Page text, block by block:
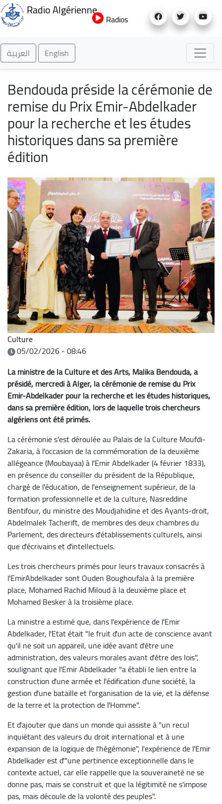
au
Radio Algérienne
Radios
العربية English
Bendouda préside la cérémonie de
remise du Prix Emir-Abdelkader
pour la recherche et les études
historiques dans sa première
édition
Culture
05/02/2026 - 08:46
La ministre de la Culture et des Arts, Malika Bendouda, a
présidé, mercredi à Alger, la cérémonie de remise du Prix
Emir-Abdelkader pour la recherche et les études historiques,
dans sa première édition, lors de laquelle trois chercheurs
algériens ont été primés.
La cérémonie s'est déroulée au Palais de la Culture Moufdi-
Zakaria, à l'occasion de la commémoration de la deuxième
allégeance (Moubayaa) à l'Emir Abdelkader (4 février 1833),
en présence du conseiller du président de la République,
chargé de l'éducation, de l'enseignement supérieur, de la
formation professionnelle et de la culture, Nasreddine
Bentifour, du ministre des Moudjahidine et des Ayants-droit,
Abdelmalek Tacherift, de membres des deux chambres du
Parlement, des directeurs d'établissements culturels, ainsi
que d'écrivains et d'intellectuels.
Les trois chercheurs primés pour leurs travaux consacrés à
l'EmirAbdelkader sont Ouden Boughoufala à la première
place, Mohamed Rachid Miloud à la deuxième place et
Mohamed Besker à la troisième place.
La ministre a estimé que, dans l'expérience de l'Emir
Abdelkader, l'Etat était "le fruit d'un acte de conscience avant
qu'il ne soit un appareil, une idée avant d'être une
administration, des valeurs morales avant d'être des lois",
soulignant que l'Emir Abdelkader "a établi le lien entre la
construction d'une armée et l'édification d'une société, la
gestion d'une bataille et l'organisation de la vie, et la défense
de la terre et la protection de l'Homme".
Et d'ajouter que dans un monde qui assiste à "un recul
inquiétant des valeurs du droit international et à une
expansion de la logique de l'hégémonie", l'expérience de l'Emir
Abdelkader est d'"une pertinence exceptionnelle dans le
contexte actuel, car elle rappelle que la souveraineté ne se
donne pas, mais se construit et que la légitimité ne s'impose
pas, mais découle de la volonté des peuples".